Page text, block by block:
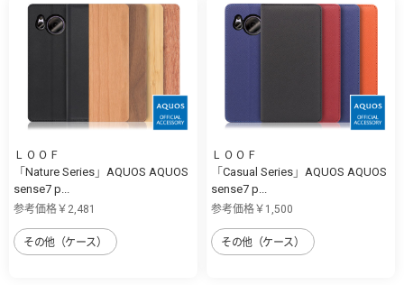
ＬＯＯＦ
「Nature Series」AQUOS AQUOS
sense7 p...
参考価格￥2,481
その他（ケース）
ＬＯＯＦ
「Casual Series」AQUOS AQUOS
sense7 p...
参考価格￥1,500
その他（ケース）